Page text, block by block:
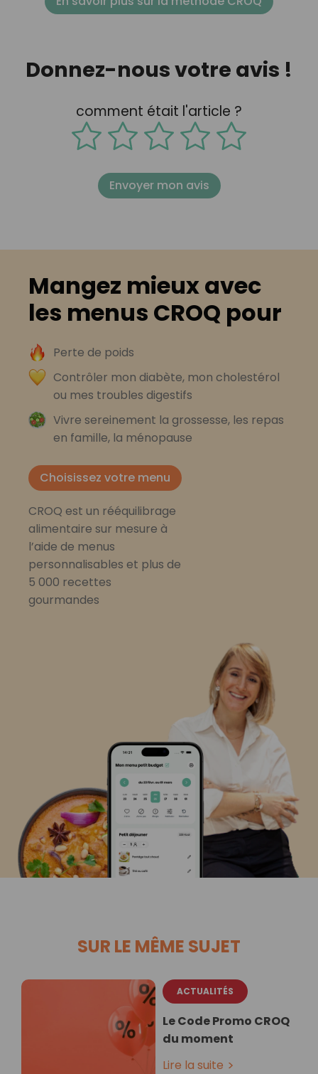
Donnez-nous votre avis !
comment était l'article ?
Envoyer mon avis
Mangez mieux avec
les menus CROQ pour
Perte de poids
Contrôler mon diabète, mon cholestérol
ou mes troubles digestifs
Vivre sereinement la grossesse, les repas
en famille, la ménopause
Choisissez votre menu
CROQ est un rééquilibrage
alimentaire sur mesure à
l’aide de menus
personnalisables et plus de
5 000 recettes
gourmandes
SUR LE MÊME SUJET
ACTUALITÉS
Le Code Promo CROQ
du moment
Lire la suite